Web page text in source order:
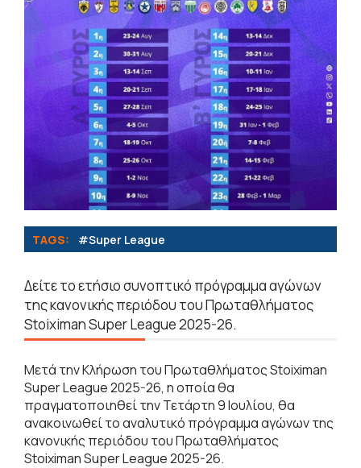
TAGS: #Super League
Δείτε το ετήσιο συνοπτικό πρόγραμμα αγώνων
της κανονικής περιόδου του Πρωταθλήματος
Stoiximan Super League 2025-26.
Μετά την Κλήρωση του Πρωταθλήματος Stoiximan
Super League 2025-26, η οποία θα
πραγματοποιηθεί την Τετάρτη 9 Ιουλίου, θα
ανακοινωθεί το αναλυτικό πρόγραμμα αγώνων της
κανονικής περιόδου του Πρωταθλήματος
Stoiximan Super League 2025-26.